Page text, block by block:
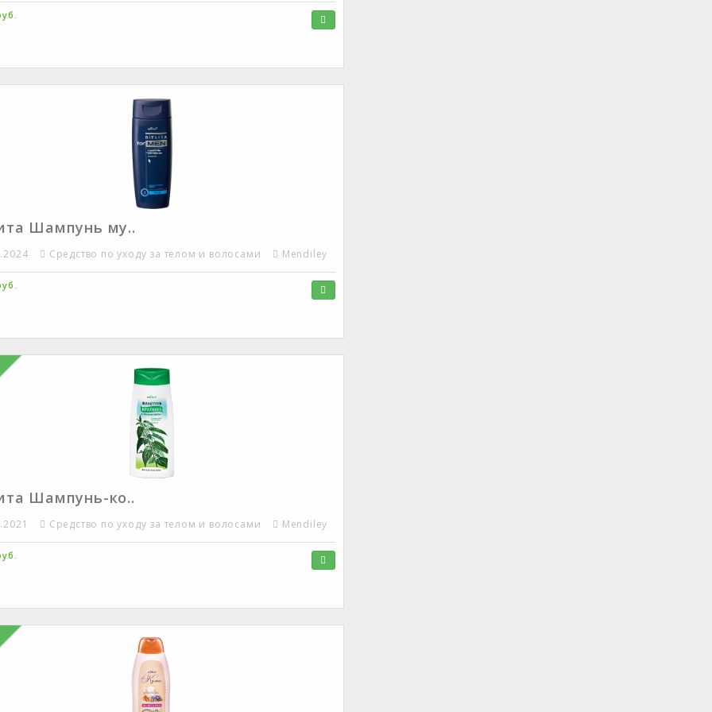
Шампунь му..
Средство по уходу за телом и волосами Mendiley
Шампунь-ко..
Средство по уходу за телом и волосами Mendiley